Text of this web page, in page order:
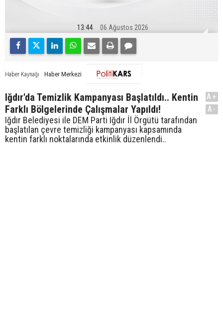
13:44 06 Ağustos 2026
Haber Kaynağı Haber Merkezi
Iğdır'da Temizlik Kampanyası Başlatıldı.. Kentin
Farklı Bölgelerinde Çalışmalar Yapıldı!
Iğdır Belediyesi ile DEM Parti Iğdır İl Örgütü tarafından
başlatılan çevre temizliği kampanyası kapsamında
kentin farklı noktalarında etkinlik düzenlendi..
A+
A-